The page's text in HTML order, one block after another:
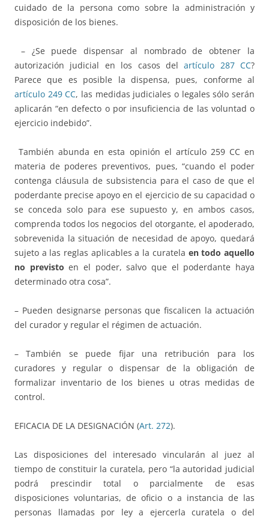
cuidado de la persona como sobre la administración y
disposición de los bienes.
– ¿Se puede dispensar al nombrado de obtener la
autorización judicial en los casos delartículo 287 CC?
Parece que es posible la dispensa, pues, conforme al
artículo 249 CC, las medidas judiciales o legales sólo serán
aplicarán “en defecto o por insuficiencia de las voluntad o
ejercicio indebido”.
También abunda en esta opinión el artículo 259 CC en
materia de poderes preventivos, pues, “cuando el poder
contenga cláusula de subsistencia para el caso de que el
poderdante precise apoyo en el ejercicio de su capacidad o
se conceda solo para ese supuesto y, en ambos casos,
comprenda todos los negocios del otorgante, el apoderado,
sobrevenida la situación de necesidad de apoyo, quedará
sujeto a las reglas aplicables a la curatela en todo aquello
no previsto en el poder, salvo que el poderdante haya
determinado otra cosa”.
– Pueden designarse personas que fiscalicen la actuación
del curador y regular el régimen de actuación.
– También se puede fijar una retribución para los
curadores y regular o dispensar de la obligación de
formalizar inventario de los bienes u otras medidas de
control.
EFICACIA DE LA DESIGNACIÓN (Art. 272).
Las disposiciones del interesado vincularán al juez al
tiempo de constituir la curatela, pero “la autoridad judicial
podrá prescindir total o parcialmente de esas
disposiciones voluntarias, de oficio o a instancia de las
personas llamadas por ley a ejercerla curatela o del